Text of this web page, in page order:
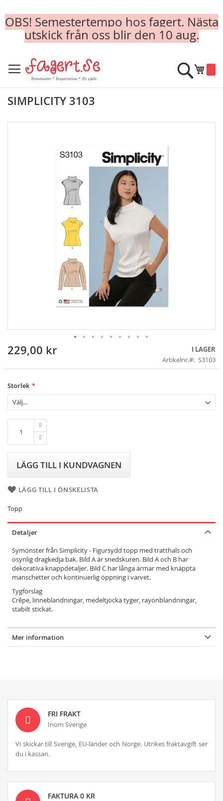
OBS! Semestertempo hos fagert. Nästa
utskick från oss blir den 10 aug.
to
Content
Min
Sök
SIMPLICITY 3103
Skip
the
of
the
images
gallery
229,00 kr
I LAGER
Artikelnr.
S3103
Storlek
LÄGG TILL I KUNDVAGNEN
LÄGG TILL I ÖNSKELISTA
Topp
Detaljer
Symönster från Simplicity - Figursydd topp med tratthals och
osynlig dragkedja bak. Bild A är snedskuren. Bild A och B har
dekorativa knappdetaljer. Bild C har långa ärmar med knäppta
manschetter och kontinuerlig öppning i varvet.
Tygförslag
Crêpe, linneblandningar, medeltjocka tyger, rayonblandningar,
stabilt stickat.
Mer information
FRI FRAKT
Inom Sverige
Vi skickar till Sverige, EU-länder och Norge. Utrikes fraktavgift ser
du i kassan.
FAKTURA 0 KR